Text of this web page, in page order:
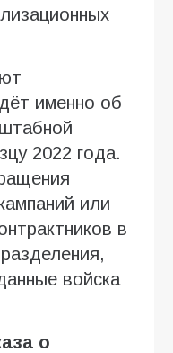
именно об
2022 года.
или
в
войска
о